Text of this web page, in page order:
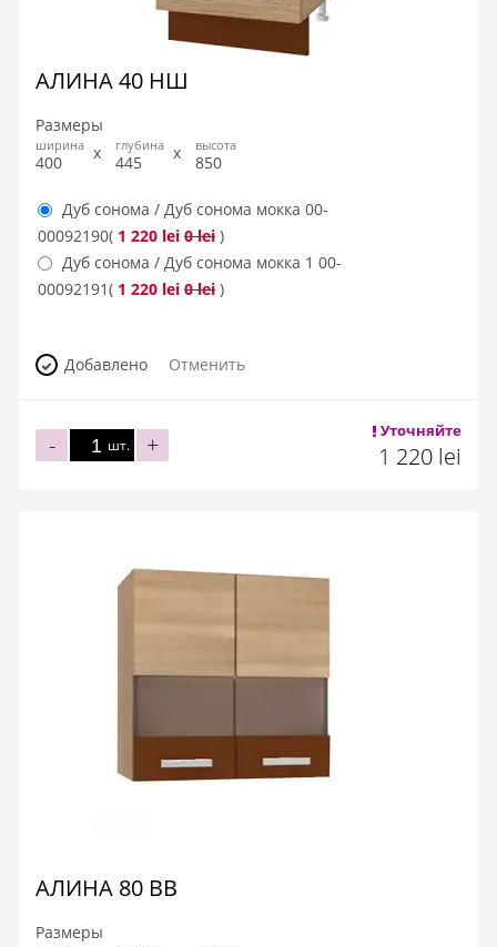
АЛИНА 40 НШ
Размеры
ширина
400
глубина
445
высота
850
Дуб сонома / Дуб сонома мокка 00-
00092190( 1 220 lei 0 lei )
Дуб сонома / Дуб сонома мокка 1 00-
00092191( 1 220 lei 0 lei )
Добавлено Отменить
шт. +
- Уточняйте
1 220 lei
АЛИНА 80 ВВ
Размеры